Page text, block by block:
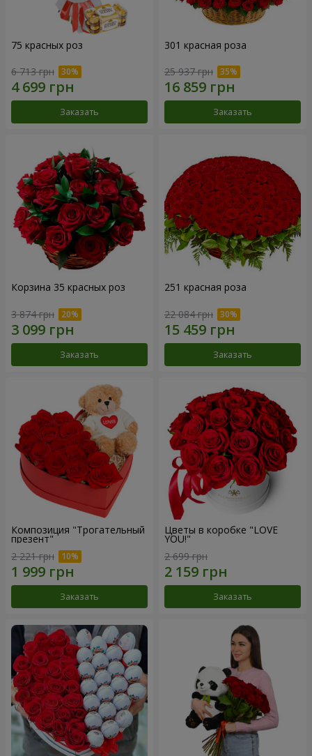
75 красных роз
6 713 грн
Заказать
301 красная роза
25 937 грн
Заказать
Корзина 35 красных роз
3 874 грн
Заказать
251 красная роза
22 084 грн
Заказать
Композиция "Трогательный
презент"
2 221 грн
Заказать
Цветы в коробке "LOVE
YOU!"
2 699 грн
Заказать